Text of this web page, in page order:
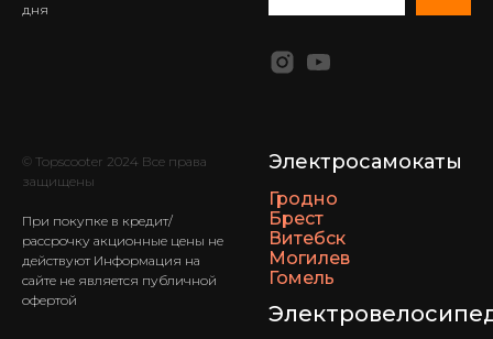
дня
© Topscooter 2024 Все права
защищены
При покупке в кредит/
рассрочку акционные цены не
действуют Информация на
сайте не является публичной
офертой
Электросамокаты
Гродно
Брест
Витебск
Могилев
Гомель